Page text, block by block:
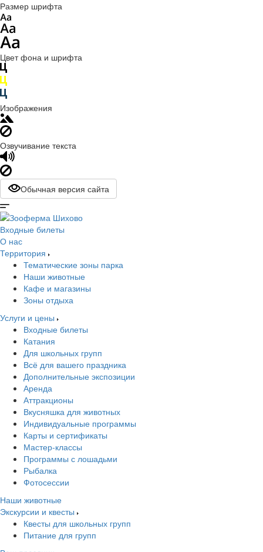
Размер шрифта
Цвет фона и шрифта
Изображения
Озвучивание текста
Обычная версия сайта
Входные билеты
О нас
Территория
Тематические зоны парка
Наши животные
Кафе и магазины
Зоны отдыха
Услуги и цены
Входные билеты
Катания
Для школьных групп
Всё для вашего праздника
Дополнительные экспозиции
Аренда
Аттракционы
Вкусняшка для животных
Индивидуальные программы
Карты и сертификаты
Мастер-классы
Программы с лошадьми
Рыбалка
Фотосессии
Наши животные
Экскурсии и квесты
Квесты для школьных групп
Питание для групп